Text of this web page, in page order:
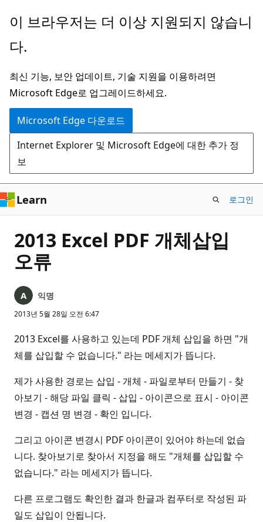
주
콘
츠
로
건
너
뛰
기
이 브라우저는 더 이상 지원되지 않습니
다.
최신 기능, 보안 업데이트, 기술 지원을 이용하려면
Microsoft Edge로 업그레이드하세요.
Microsoft Edge 다운로드
Internet Explorer 및 Microsoft Edge에 대한 추가 정
보
Learn 로그인
2013 Excel PDF 개체삽입
오류
익명
2013년 5월 28일 오전 6:47
2013 Excel를 사용하고 있는데 PDF 개체 삽입을 하면 "개
체를 삽입할 수 없습니다." 라는 메세지가 뜹니다.
제가 사용한 경로는 삽입 - 개체 - 파일로부터 만들기 - 찾
아보기 - 해당 파일 클릭 - 삽입 - 아이콘으로 표시 - 아이콘
변경 - 캡션 명 변경 - 확인 입니다.
그리고 아이콘 변경시 PDF 아이콘이 있어야 하는데 없습
니다. 찾아보기로 찾아서 지정을 해도 "개체를 삽입할 수
없습니다." 라는 메세지가 뜹니다.
다른 프로그램도 확인한 결과 한글과 컴푸터로 작성된 파
일도 삽입이 안됩니다.